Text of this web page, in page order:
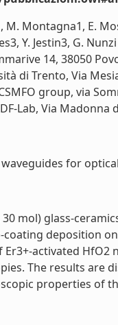
M. Montagna1, E.
Y. Jestin3, G.
14, 38050
di Trento, Via
group, via
Lab, Via Madonna
for
30 mol) glass-
deposition
activated HfO2
The results are
properties of